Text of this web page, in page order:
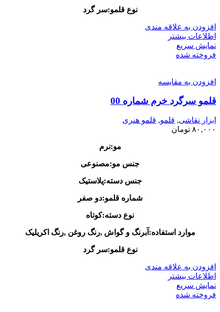
نوع قلمو:سر گرد
افزودن به علاقه مندی
اطلاعات بیشتر
نمایش سریع
فروخته شده
افزودن به مقایسه
قلمو سرگرد خرم شماره 00
ابزار نقاشی, قلمو, قلمو‌ هنری
۸۰,۰۰۰ تومان
مو:نرم
جنس مو:مصنوعی
جنس دسته:پلاستیک
شماره قلمو:دو صفر
نوع دسته:کوتاه
موارد استفاده:آبرنگ و گواش ,رنگ روغن ,رنگ اکریلیک
نوع قلمو:سر گرد
افزودن به علاقه مندی
اطلاعات بیشتر
نمایش سریع
فروخته شده